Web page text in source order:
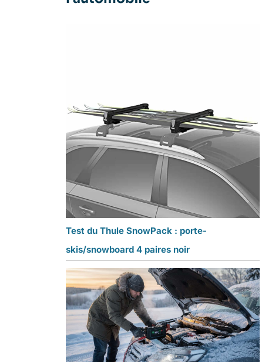
Test du Thule SnowPack : porte-
skis/snowboard 4 paires noir